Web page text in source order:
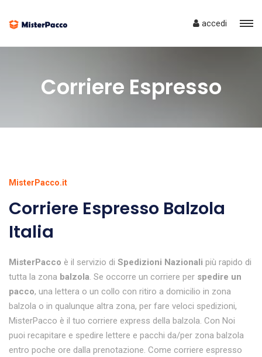
accedi
Corriere Espresso
MisterPacco.it
Corriere Espresso Balzola
Italia
MisterPacco è il servizio di Spedizioni Nazionali più rapido di
tutta la zona balzola. Se occorre un corriere per spedire un
pacco, una lettera o un collo con ritiro a domicilio in zona
balzola o in qualunque altra zona, per fare veloci spedizioni,
MisterPacco è il tuo corriere express della balzola. Con Noi
puoi recapitare e spedire lettere e pacchi da/per zona balzola
entro poche ore dalla prenotazione. Come corriere espresso